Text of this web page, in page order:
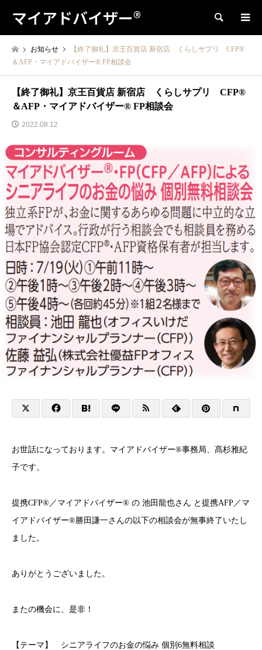
マイアドバイザー® 検索
お知らせ
【終了御礼】京王百貨店 新宿店 くらしサプリ CFP®
＆AFP・マイアドバイザー® FP相談会
【終了御礼】京王百貨店 新宿店 くらしサプリ CFP®
＆AFP・マイアドバイザー® FP相談会
2022.08.12
お世話になっております。マイアドバイザー®事務局、髙杉雅紀
子です。
提携CFP®／マイアドバイザー® の 池田龍也さん と提携AFP／マ
イアドバイザー®勝田謙一さんの以下の相談会が無事終了いたし
ました。
ありがとうございました。
またの機会に、是非！
【テーマ】 シニアライフのお金の悩み 個別6無料相談